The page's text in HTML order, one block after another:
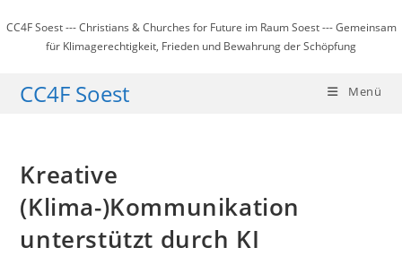
Inhalt
springen
CC4F Soest --- Christians & Churches for Future im Raum Soest --- Gemeinsam
für Klimagerechtigkeit, Frieden und Bewahrung der Schöpfung
CC4F Soest Menü
Kreative
(Klima-)Kommunikation
unterstützt durch KI